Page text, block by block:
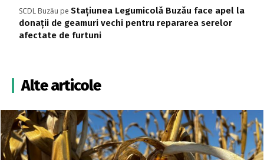
SCDL Buzău pe Stațiunea Legumicolă Buzău face apel la
donații de geamuri vechi pentru repararea serelor
afectate de furtuni
Alte articole